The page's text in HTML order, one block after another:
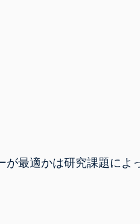
最適かは研究課題によ